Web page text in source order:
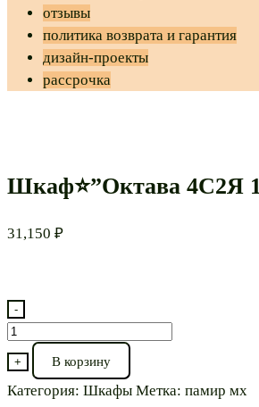
отзывы
политика возврата и гарантия
дизайн-проекты
рассрочка
Шкаф⭐”Октава 4С2Я
31,150 ₽
-
Количество
товара
Шкаф⭐”Октава
4С2Я
+ В корзину
Категория: Шкафы Метка: памир мх